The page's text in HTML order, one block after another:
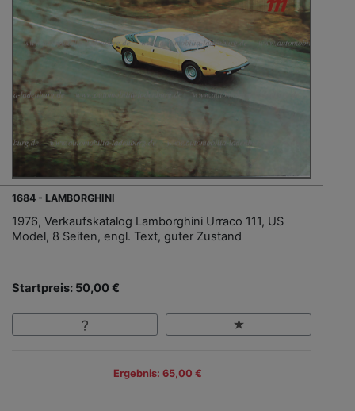
1684 - LAMBORGHINI
1976, Verkaufskatalog Lamborghini Urraco 111, US
Model, 8 Seiten, engl. Text, guter Zustand
Startpreis: 50,00 €
Ergebnis: 65,00 €